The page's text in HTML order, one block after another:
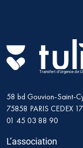
Transfert d'Urgence de
58 bd Gouvion-Saint-
75858 PARIS CEDEX 17
01 45 03 88 90
L’association